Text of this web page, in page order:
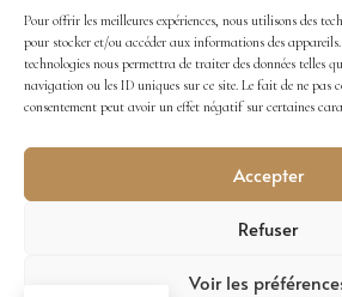
Pour offrir les meilleures expériences, nous utilisons des
pour stocker et/ou accéder aux informations des
technologies nous permettra de traiter des données telles
navigation ou les ID uniques sur ce site. Le fait de ne pas
consentement peut avoir un effet négatif sur certaines
Accepter
Refuser
Voir les
© 2026 · CHÂTEAU LABASTIDE
RÉSERVÉS.
RÉALISATION